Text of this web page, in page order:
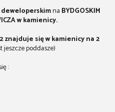
na BYDGOSKIM
w kamienicy.
znajduje się w kamienicy na 2
poddasze)
: